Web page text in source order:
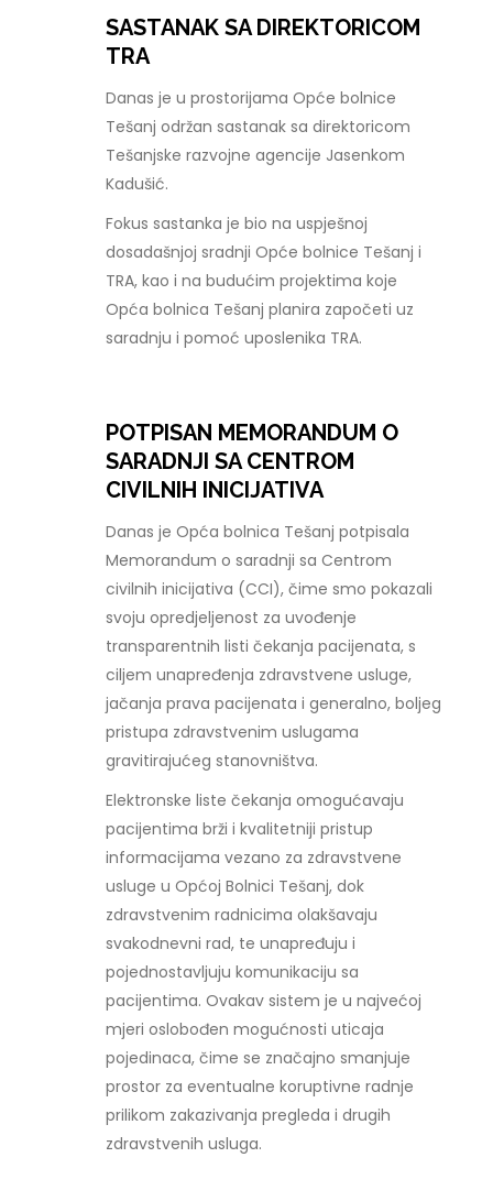
SASTANAK SA DIREKTORICOM
TRA
Danas je u prostorijama Opće bolnice
Tešanj održan sastanak sa direktoricom
Tešanjske razvojne agencije Jasenkom
Kadušić.
Fokus sastanka je bio na uspješnoj
dosadašnjoj sradnji Opće bolnice Tešanj i
TRA, kao i na budućim projektima koje
Opća bolnica Tešanj planira započeti uz
saradnju i pomoć uposlenika TRA.
POTPISAN MEMORANDUM O
SARADNJI SA CENTROM
CIVILNIH INICIJATIVA
Danas je Opća bolnica Tešanj potpisala
Memorandum o saradnji sa Centrom
civilnih inicijativa (CCI), čime smo pokazali
svoju opredjeljenost za uvođenje
transparentnih listi čekanja pacijenata, s
ciljem unapređenja zdravstvene usluge,
jačanja prava pacijenata i generalno, boljeg
pristupa zdravstvenim uslugama
gravitirajućeg stanovništva.
Elektronske liste čekanja omogućavaju
pacijentima brži i kvalitetniji pristup
informacijama vezano za zdravstvene
usluge u Općoj Bolnici Tešanj, dok
zdravstvenim radnicima olakšavaju
svakodnevni rad, te unapređuju i
pojednostavljuju komunikaciju sa
pacijentima. Ovakav sistem je u najvećoj
mjeri oslobođen mogućnosti uticaja
pojedinaca, čime se značajno smanjuje
prostor za eventualne koruptivne radnje
prilikom zakazivanja pregleda i drugih
zdravstvenih usluga.